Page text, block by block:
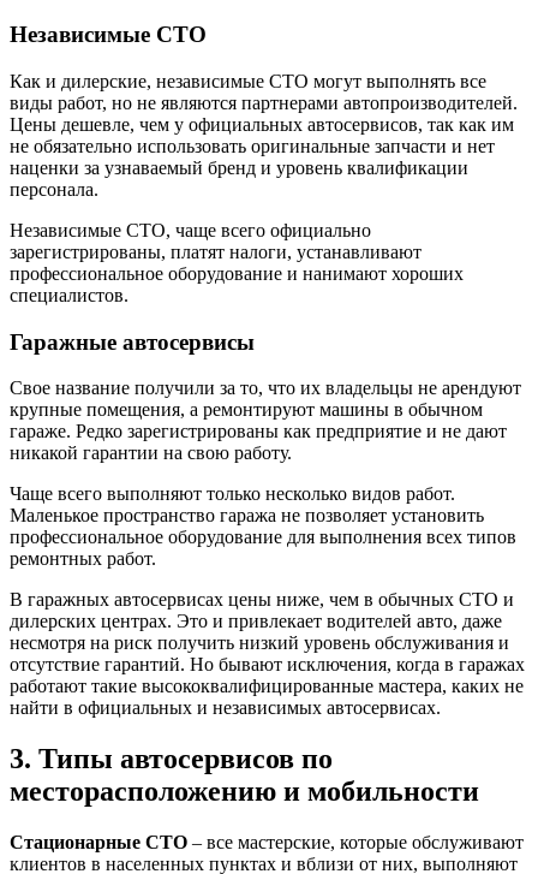
Независимые СТО
Как и дилерские, независимые СТО могут выполнять все
виды работ, но не являются партнерами автопроизводителей.
Цены дешевле, чем у официальных автосервисов, так как им
не обязательно использовать оригинальные запчасти и нет
наценки за узнаваемый бренд и уровень квалификации
персонала.
Независимые СТО, чаще всего официально
зарегистрированы, платят налоги, устанавливают
профессиональное оборудование и нанимают хороших
специалистов.
Гаражные автосервисы
Свое название получили за то, что их владельцы не арендуют
крупные помещения, а ремонтируют машины в обычном
гараже. Редко зарегистрированы как предприятие и не дают
никакой гарантии на свою работу.
Чаще всего выполняют только несколько видов работ.
Маленькое пространство гаража не позволяет установить
профессиональное оборудование для выполнения всех типов
ремонтных работ.
В гаражных автосервисах цены ниже, чем в обычных СТО и
дилерских центрах. Это и привлекает водителей авто, даже
несмотря на риск получить низкий уровень обслуживания и
отсутствие гарантий. Но бывают исключения, когда в гаражах
работают такие высококвалифицированные мастера, каких не
найти в официальных и независимых автосервисах.
3. Типы автосервисов по
месторасположению и мобильности
Стационарные СТО – все мастерские, которые обслуживают
клиентов в населенных пунктах и вблизи от них, выполняют